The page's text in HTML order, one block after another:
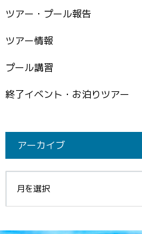
ツアー・プール報告
ツアー情報
プール講習
終了イベント・お泊りツアー
アーカイブ